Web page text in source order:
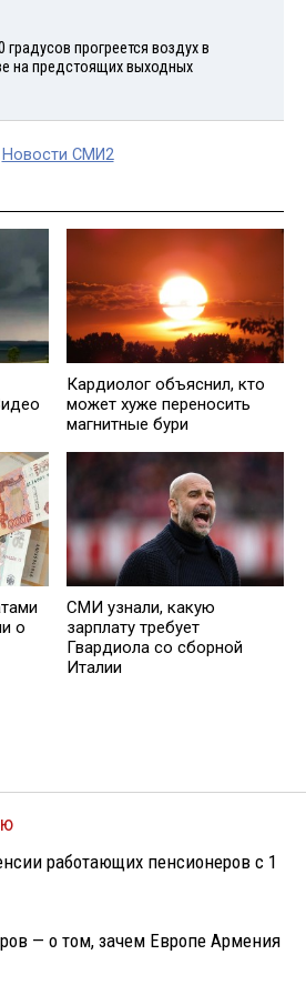
градусов прогреется воздух в
на предстоящих выходных
Новости СМИ2
Кардиолог объяснил, кто
может хуже переносить
магнитные бури
о
СМИ узнали, какую
зарплату требует
Гвардиола со сборной
Италии
работающих пенсионеров с 1
— о том, зачем Европе Армения